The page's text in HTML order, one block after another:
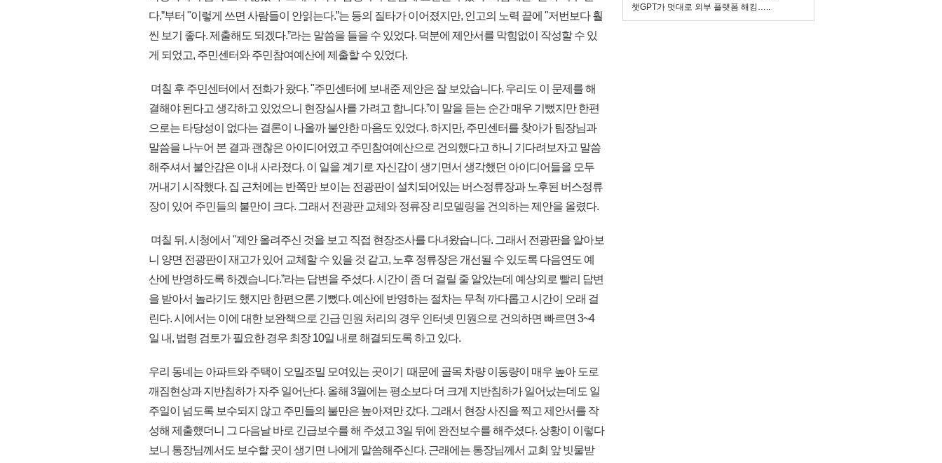
다.ˮ부터 "이렇게 쓰면 사람들이 안읽는다.ˮ는 등의 질타가 이어졌지만, 인고의 노력 끝에 "저번보다 훨
씬 보기 좋다. 제출해도 되겠다.ˮ라는 말씀을 들을 수 있었다. 덕분에 제안서를 막힘없이 작성할 수 있
게 되었고, 주민센터와 주민참여예산에 제출할 수 있었다.
며칠 후 주민센터에서 전화가 왔다. "주민센터에 보내준 제안은 잘 보았습니다. 우리도 이 문제를 해
결해야 된다고 생각하고 있었으니 현장실사를 가려고 합니다.ˮ이 말을 듣는 순간 매우 기뻤지만 한편
으로는 타당성이 없다는 결론이 나올까 불안한 마음도 있었다. 하지만, 주민센터를 찾아가 팀장님과
말씀을 나누어 본 결과 괜찮은 아이디어였고 주민참여예산으로 건의했다고 하니 기다려보자고 말씀
해주셔서 불안감은 이내 사라졌다. 이 일을 계기로 자신감이 생기면서 생각했던 아이디어들을 모두
꺼내기 시작했다. 집 근처에는 반쪽만 보이는 전광판이 설치되어있는 버스정류장과 노후된 버스정류
장이 있어 주민들의 불만이 크다. 그래서 전광판 교체와 정류장 리모델링을 건의하는 제안을 올렸다.
며칠 뒤, 시청에서 "제안 올려주신 것을 보고 직접 현장조사를 다녀왔습니다. 그래서 전광판을 알아보
니 양면 전광판이 재고가 있어 교체할 수 있을 것 같고, 노후 정류장은 개선될 수 있도록 다음연도 예
산에 반영하도록 하겠습니다.ˮ라는 답변을 주셨다. 시간이 좀 더 걸릴 줄 알았는데 예상외로 빨리 답변
을 받아서 놀라기도 했지만 한편으론 기뻤다. 예산에 반영하는 절차는 무척 까다롭고 시간이 오래 걸
린다. 시에서는 이에 대한 보완책으로 긴급 민원 처리의 경우 인터넷 민원으로 건의하면 빠르면 3~4
일 내, 법령 검토가 필요한 경우 최장 10일 내로 해결되도록 하고 있다.
우리 동네는 아파트와 주택이 오밀조밀 모여있는 곳이기 때문에 골목 차량 이동량이 매우 높아 도로
깨짐현상과 지반침하가 자주 일어난다. 올해 3월에는 평소보다 더 크게 지반침하가 일어났는데도 일
주일이 넘도록 보수되지 않고 주민들의 불만은 높아져만 갔다. 그래서 현장 사진을 찍고 제안서를 작
성해 제출했더니 그 다음날 바로 긴급보수를 해 주셨고 3일 뒤에 완전보수를 해주셨다. 상황이 이렇다
보니 통장님께서도 보수할 곳이 생기면 나에게 말씀해주신다. 근래에는 통장님께서 교회 앞 빗물받
챗GPT가 멋대로 외부 플랫폼 해킹…..